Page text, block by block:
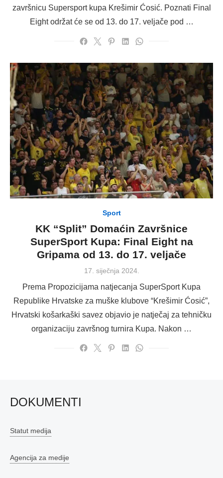
završnicu Supersport kupa Krešimir Ćosić. Poznati Final
Eight održat će se od 13. do 17. veljače pod …
Sport
KK “Split” Domaćin Završnice
SuperSport Kupa: Final Eight na
Gripama od 13. do 17. veljače
Posted
17. siječnja 2024.
Prema Propozicijama natjecanja SuperSport Kupa
Republike Hrvatske za muške klubove “Krešimir Ćosić”,
Hrvatski košarkaški savez objavio je natječaj za tehničku
organizaciju završnog turnira Kupa. Nakon …
DOKUMENTI
Statut medija
Agencija za medije